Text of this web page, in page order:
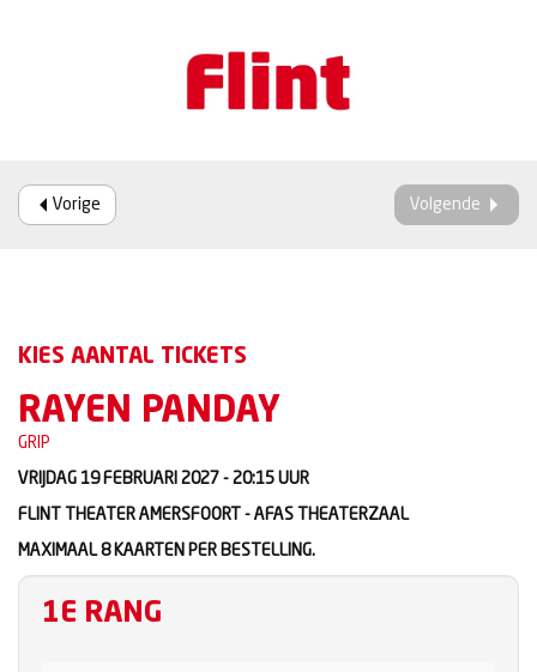
Vorige Volgende
KIES AANTAL TICKETS
RAYEN PANDAY
GRIP
VRIJDAG 19 FEBRUARI 2027 - 20:15 UUR
FLINT THEATER AMERSFOORT - AFAS THEATERZAAL
MAXIMAAL 8 KAARTEN PER BESTELLING.
1E RANG